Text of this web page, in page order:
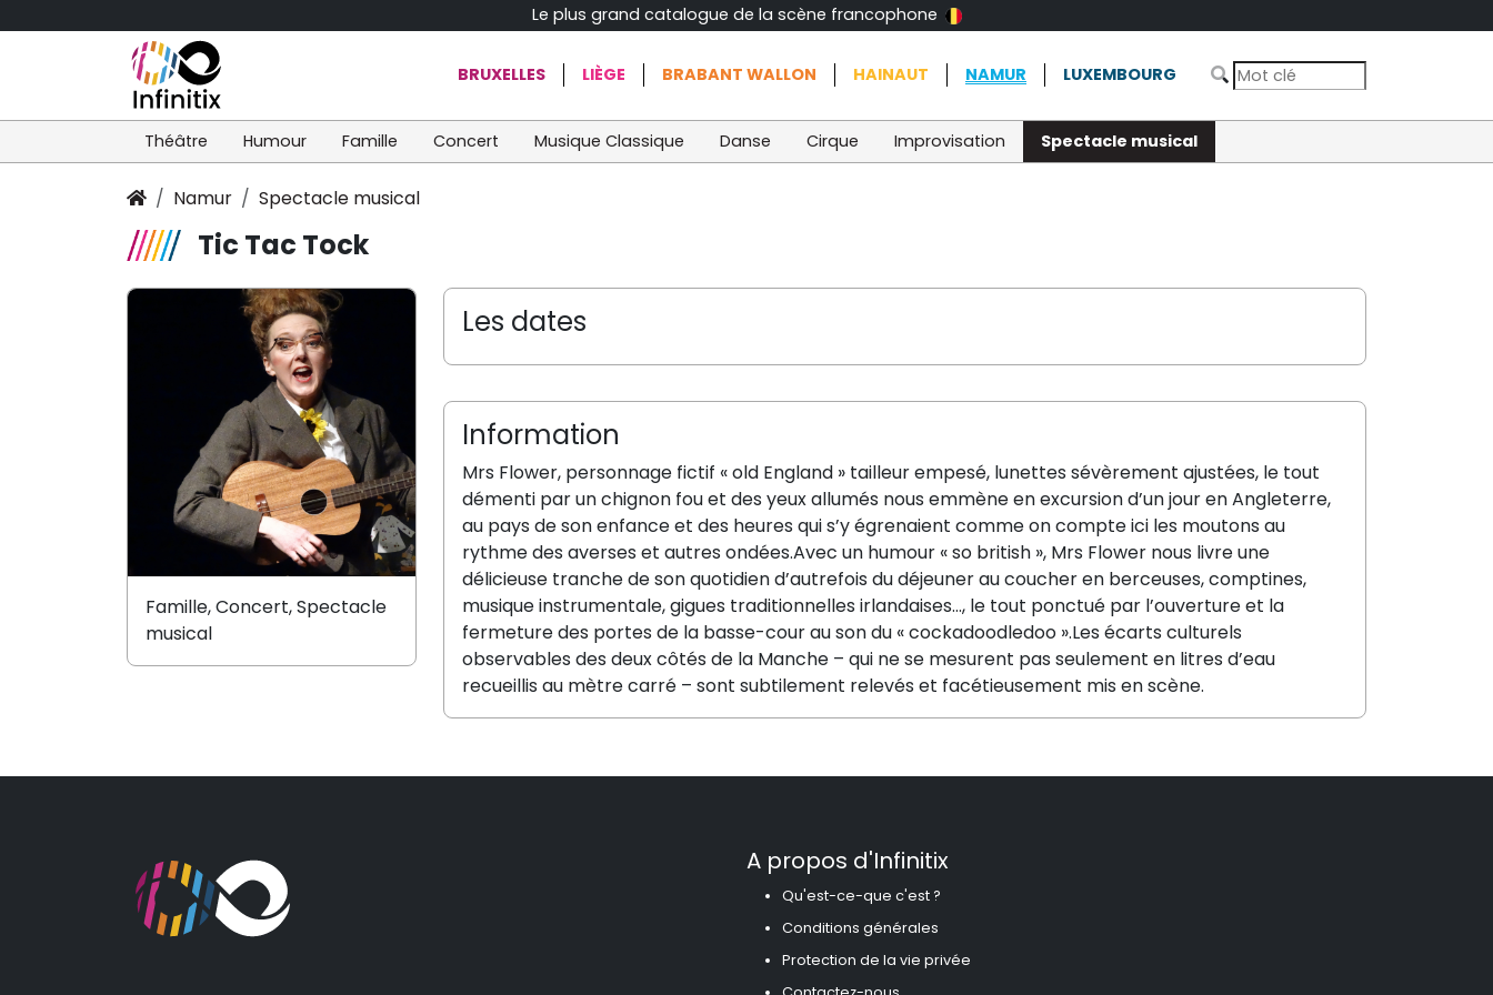
Le plus grand catalogue de la scène francophone
BRUXELLES LIÈGE BRABANT WALLON HAINAUT NAMUR LUXEMBOURG
Théâtre Humour Famille Concert Musique Classique Danse Cirque Improvisation Spectacle musical
Namur Spectacle musical
Tic Tac Tock
Les dates
Information
Mrs Flower, personnage fictif « old England » tailleur empesé, lunettes sévèrement ajustées, le tout
démenti par un chignon fou et des yeux allumés nous emmène en excursion d’un jour en Angleterre,
au pays de son enfance et des heures qui s’y égrenaient comme on compte ici les moutons au
rythme des averses et autres ondées.Avec un humour « so british », Mrs Flower nous livre une
délicieuse tranche de son quotidien d’autrefois du déjeuner au coucher en berceuses, comptines,
musique instrumentale, gigues traditionnelles irlandaises…, le tout ponctué par l’ouverture et la
fermeture des portes de la basse-cour au son du « cockadoodledoo ».Les écarts culturels
observables des deux côtés de la Manche – qui ne se mesurent pas seulement en litres d’eau
recueillis au mètre carré – sont subtilement relevés et facétieusement mis en scène.
Famille, Concert, Spectacle
musical
A propos d'Infinitix
Qu'est-ce-que c'est ?
Conditions générales
Protection de la vie privée